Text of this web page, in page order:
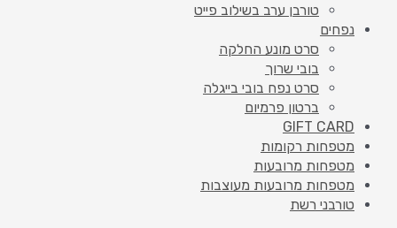
טורבן ערב בשילוב פייט
נפחים
סרט מונע החלקה
בובי שרוך
סרט נפח בובי בייגלה
ברטון פרמיום
GIFT CARD
מטפחות רקומות
מטפחות מרובעות
מטפחות מרובעות מעוצבות
טורבני רשת